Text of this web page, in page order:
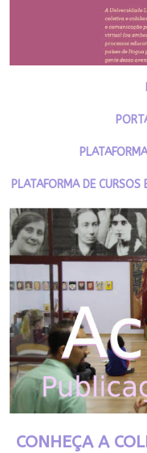
PLATAFORMA DE CURSOS
CONHEÇA A